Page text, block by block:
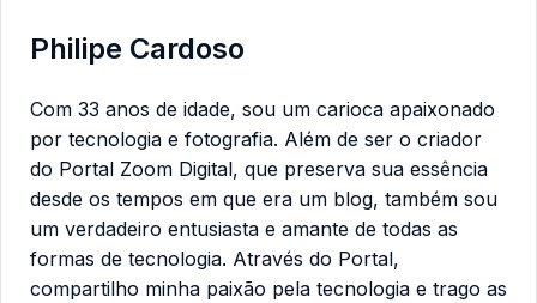
Philipe Cardoso
Com 33 anos de idade, sou um carioca apaixonado
por tecnologia e fotografia. Além de ser o criador
do Portal Zoom Digital, que preserva sua essência
desde os tempos em que era um blog, também sou
um verdadeiro entusiasta e amante de todas as
formas de tecnologia. Através do Portal,
compartilho minha paixão pela tecnologia e trago as